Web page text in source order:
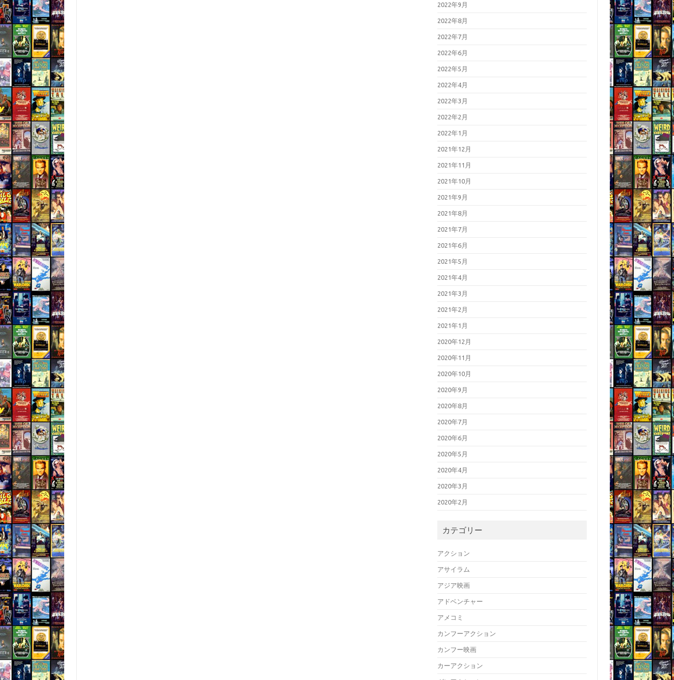
2022年9月
2022年8月
2022年7月
2022年6月
2022年5月
2022年4月
2022年3月
2022年2月
2022年1月
2021年12月
2021年11月
2021年10月
2021年9月
2021年8月
2021年7月
2021年6月
2021年5月
2021年4月
2021年3月
2021年2月
2021年1月
2020年12月
2020年11月
2020年10月
2020年9月
2020年8月
2020年7月
2020年6月
2020年5月
2020年4月
2020年3月
2020年2月
カテゴリー
アクション
アサイラム
アジア映画
アドベンチャー
アメコミ
カンフーアクション
カンフー映画
カーアクション